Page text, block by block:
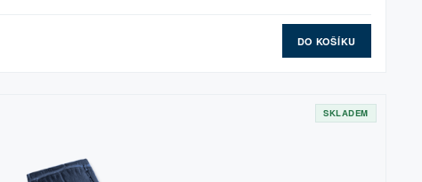
DO KOŠÍKU
SKLADEM